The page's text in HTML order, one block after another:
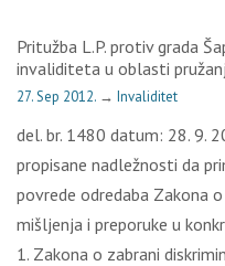
Pritužba L.P. protiv grada
invaliditeta u oblasti
27. Sep 2012. → Invaliditet
del. br. 1480 datum: 28. 9.
propisane nadležnosti da
povrede odredaba Zakona
mišljenja i preporuke u
1. Zakona o zabrani